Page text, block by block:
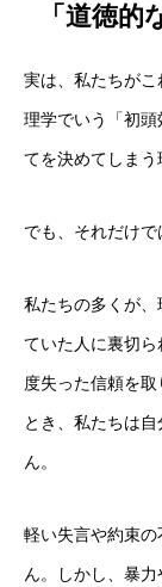
「道徳
実は、私たちが
理学でいう「初
てを決めてしまう
でも、それだけで
私たちの多くが
ていた人に裏切
度失った信頼を
とき、私たちは
ん。
軽い失言や約束
ん。しかし、暴